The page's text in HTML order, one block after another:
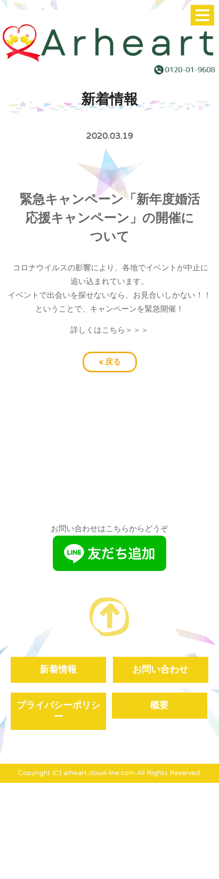
新着情報
2020.03.19
緊急キャンペーン「新年度婚活
応援キャンペーン」の開催に
ついて
コロナウイルスの影響により、各地でイベントが中止に
追い込まれています。
イベントで出会いを探せないなら、お見合いしかない！！
ということで、キャンペーンを緊急開催！
詳しくはこちら＞＞＞
« 戻る
お問い合わせはこちらからどうぞ
新着情報 お問い合わせ
プライバシーポリシ
ー
概要
Copyright (C) arheart.cloud-line.com All Rights Reserved.